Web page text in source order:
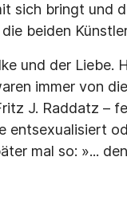
sich bringt und
beiden
und der Liebe.
immer von
J. Raddatz –
entsexualisiert
mal so: »...